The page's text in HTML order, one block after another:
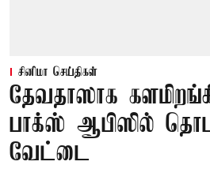
சினிமா செய்திகள்
தேவதாஸாக
பாக்ஸ் ஆபிஸில்
வேட்டை